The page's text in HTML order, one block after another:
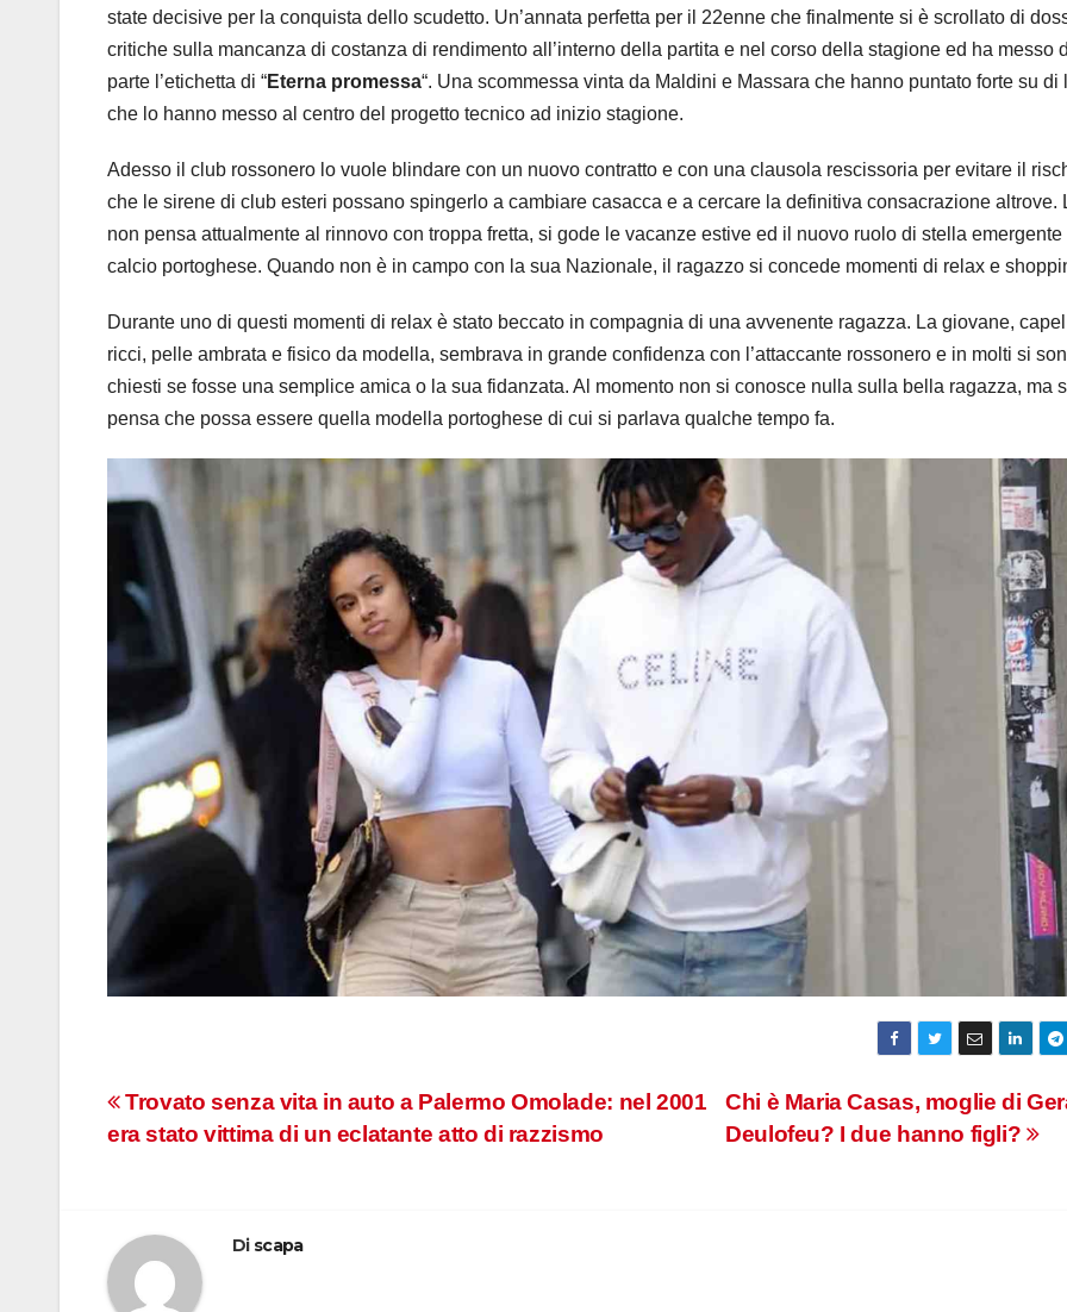
state decisive per la conquista dello scudetto. Un’annata perfetta per il 22enne che finalmente si è scrollato di
critiche sulla mancanza di costanza di rendimento all’interno della partita e nel corso della stagione ed ha messo
parte l’etichetta di “Eterna promessa“. Una scommessa vinta da Maldini e Massara che hanno puntato forte su di
che lo hanno messo al centro del progetto tecnico ad inizio stagione.
Adesso il club rossonero lo vuole blindare con un nuovo contratto e con una clausola rescissoria per evitare il
che le sirene di club esteri possano spingerlo a cambiare casacca e a cercare la definitiva consacrazione altrove.
non pensa attualmente al rinnovo con troppa fretta, si gode le vacanze estive ed il nuovo ruolo di stella emergente
calcio portoghese. Quando non è in campo con la sua Nazionale, il ragazzo si concede momenti di relax e
Durante uno di questi momenti di relax è stato beccato in compagnia di una avvenente ragazza. La giovane,
ricci, pelle ambrata e fisico da modella, sembrava in grande confidenza con l’attaccante rossonero e in molti si
chiesti se fosse una semplice amica o la sua fidanzata. Al momento non si conosce nulla sulla bella ragazza, ma
pensa che possa essere quella modella portoghese di cui si parlava qualche tempo fa.
Navigazione
Chi è Maria Casas, moglie di
Deulofeu? I due hanno figli?
Trovato senza vita in auto a Palermo Omolade: nel 2001
era stato vittima di un eclatante atto di razzismo
Di scapa